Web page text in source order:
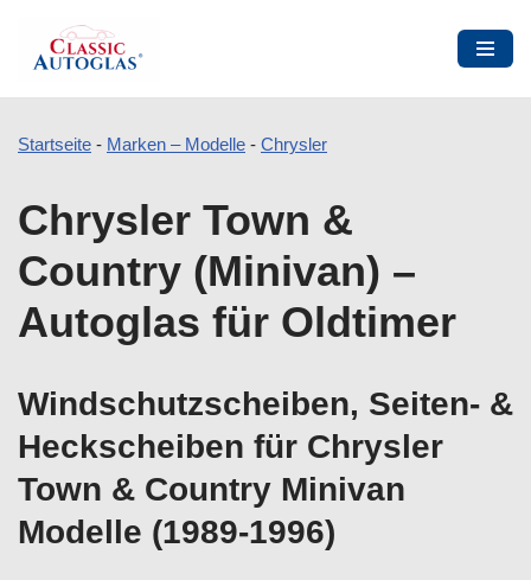
Inhalt
Startseite - Marken – Modelle - Chrysler
Chrysler Town &
Country (Minivan) –
Autoglas für Oldtimer
Windschutzscheiben, Seiten- &
Heckscheiben für Chrysler
Town & Country Minivan
Modelle (1989-1996)